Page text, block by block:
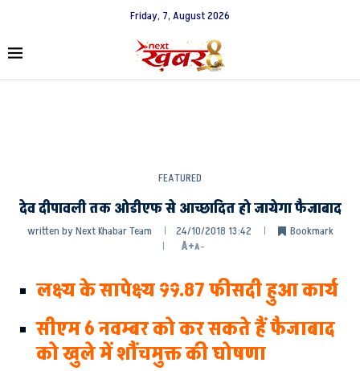
Friday, 7, August 2026
FEATURED
देव दीपावली तक ओडीएफ से आच्छादित हो जायेगा फैजाबाद
written byNext Khabar Team 24/10/2018 13:42
Bookmark
A+A-
लक्ष्य के सापेक्ष्य 99.87 फीसदी हुआ कार्य
सीएम 6 नवम्बर को कर सकते हैं फैजाबाद
को खुले में शौंचमुक्त की घोषणा